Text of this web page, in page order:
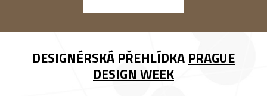
DESIGNÉRSKÁ PŘEHLÍDKA PRAGUE
DESIGN WEEK